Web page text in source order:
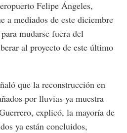
Felipe Ángeles,
a mediados de este diciembre
mudarse fuera del
al proyecto de este último
que la reconstrucción en
por lluvias ya muestra
explicó, la mayoría de
ya están concluidos,